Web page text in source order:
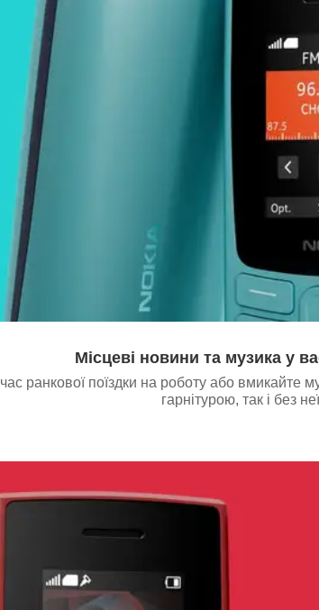
Місцеві новини та музика у
ранкової поїздки на роботу або вмикайте
гарнітурою, так і без